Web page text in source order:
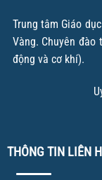
Trung tâm Giáo
Vàng. Chuyên
động và cơ khí).
THÔNG TIN LIÊN